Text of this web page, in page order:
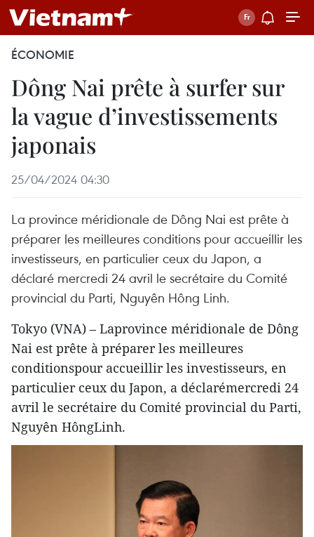
ÉCONOMIE
Dông Nai prête à surfer sur
la vague d’investissements
japonais
25/04/2024 04:30
La province méridionale de Dông Nai est prête à
préparer les meilleures conditions pour accueillir les
investisseurs, en particulier ceux du Japon, a
déclaré mercredi 24 avril le secrétaire du Comité
provincial du Parti, Nguyên Hông Linh.
Tokyo (VNA) – Laprovince méridionale de Dông
Nai est prête à préparer les meilleures
conditionspour accueillir les investisseurs, en
particulier ceux du Japon, a déclarémercredi 24
avril le secrétaire du Comité provincial du Parti,
Nguyên HôngLinh.